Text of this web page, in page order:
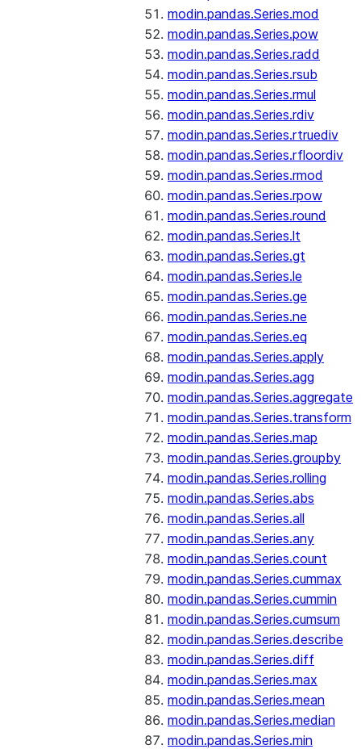
modin.pandas.Series.mod
modin.pandas.Series.pow
modin.pandas.Series.radd
modin.pandas.Series.rsub
modin.pandas.Series.rmul
modin.pandas.Series.rdiv
modin.pandas.Series.rtruediv
modin.pandas.Series.rfloordiv
modin.pandas.Series.rmod
modin.pandas.Series.rpow
modin.pandas.Series.round
modin.pandas.Series.lt
modin.pandas.Series.gt
modin.pandas.Series.le
modin.pandas.Series.ge
modin.pandas.Series.ne
modin.pandas.Series.eq
modin.pandas.Series.apply
modin.pandas.Series.agg
modin.pandas.Series.aggregate
modin.pandas.Series.transform
modin.pandas.Series.map
modin.pandas.Series.groupby
modin.pandas.Series.rolling
modin.pandas.Series.abs
modin.pandas.Series.all
modin.pandas.Series.any
modin.pandas.Series.count
modin.pandas.Series.cummax
modin.pandas.Series.cummin
modin.pandas.Series.cumsum
modin.pandas.Series.describe
modin.pandas.Series.diff
modin.pandas.Series.max
modin.pandas.Series.mean
modin.pandas.Series.median
modin.pandas.Series.min